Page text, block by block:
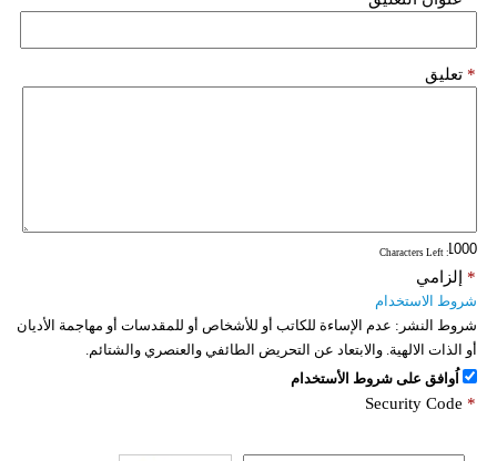
تعليق *
: Characters Left
إلزامي *
شروط الاستخدام
شروط النشر: عدم الإساءة للكاتب أو للأشخاص أو للمقدسات أو مهاجمة الأديان
أو الذات الالهية. والابتعاد عن التحريض الطائفي والعنصري والشتائم.
اُوافق على شروط الأستخدام
Security Code *